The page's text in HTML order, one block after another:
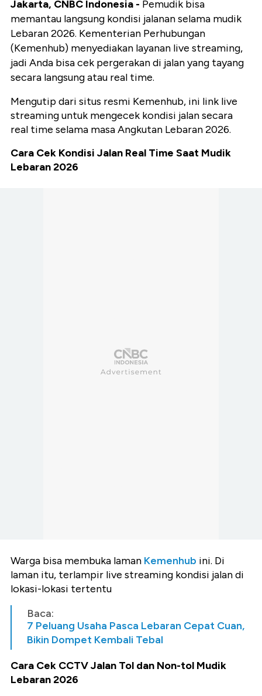
Jakarta, CNBC Indonesia - Pemudik bisa
memantau langsung kondisi jalanan selama mudik
Lebaran 2026. Kementerian Perhubungan
(Kemenhub) menyediakan layanan live streaming,
jadi Anda bisa cek pergerakan di jalan yang tayang
secara langsung atau real time.
Mengutip dari situs resmi Kemenhub, ini link live
streaming untuk mengecek kondisi jalan secara
real time selama masa Angkutan Lebaran 2026.
Cara Cek Kondisi Jalan Real Time Saat Mudik
Lebaran 2026
Warga bisa membuka laman Kemenhub ini. Di
laman itu, terlampir live streaming kondisi jalan di
lokasi-lokasi tertentu
Baca:
7 Peluang Usaha Pasca Lebaran Cepat Cuan,
Bikin Dompet Kembali Tebal
Cara Cek CCTV Jalan Tol dan Non-tol Mudik
Lebaran 2026